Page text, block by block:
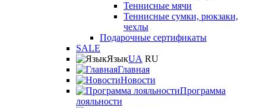
Теннисные мячи
Теннисные сумки, рюкзаки,
чехлы
Подарочные сертификаты
SALE
ЯзыкUA RU
Главная
Новости
Программа
лояльности